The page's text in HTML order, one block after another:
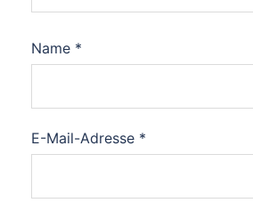
Name *
E-Mail-Adresse *